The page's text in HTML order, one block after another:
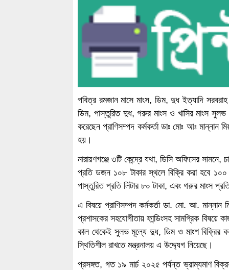
পবিত্র রমজান মাসে মাংস, ডিম, দুধ ইত্যাদি সরবরাহ
ডিম, পাস্তুরিত দুধ, গরুর মাংস ও খাসির মাংস সুলভ
করেছেন প্রাণিসম্পদ কর্মকর্তা ডাঃ মোঃ আঃ
হয়।
নারায়ণগঞ্জে ৩টি কেন্দ্রে যথা, ডিসি অফিসের
প্রতি ডজন ১০৮ টাকার স্থলে বিক্রি করা হবে
পাস্তুরিত প্রতি লিটার ৮০ টাকা, এবং গরুর মাংস
এ বিষয়ে প্রাণিসম্পদ কর্মকর্তা ডা. মো. আ. মান্নান
প্রশাসকের সহযোগীতায় ফান্ডিংসহ সামগ্রিক
কাল থেকেই সুলভ মূল্যে দুধ, ডিম ও মাংশ বিক্রির
স্থিতিশীল রাখতে মন্ত্রনালয় এ উদ্দ্যেগ নিয়েছে।
প্রসঙ্গত, গত ১৯ মার্চ ২০২৫ পর্যন্ত ভ্রাম্যমাণ